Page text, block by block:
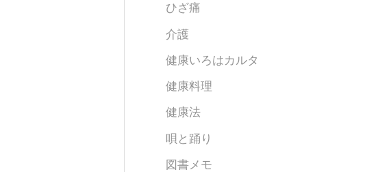
ひざ痛
介護
健康いろはカルタ
健康料理
健康法
唄と踊り
図書メモ